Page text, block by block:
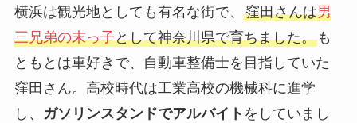
横浜は観光地としても有名な街で、 窪田さんは男
三兄弟の末っ子として神奈川県で育ちました。も
ともとは車好きで、自動車整備士を目指していた
窪田さん。高校時代は工業高校の機械科に進学
し、
ガソリンスタンドでアルバイト をしていまし